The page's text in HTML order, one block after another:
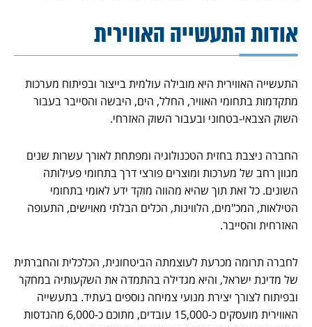
אודות התעשייה האווירית
התעשייה האווירית היא מובילה עולמית בייצור ובפיתוח מערכות
מתקדמות בתחומי האוויר, החלל, הים, היבשה והסייבר בעבור
השוק הצבאי-בטחוני ובעבור השוק האזרחי.
החברה ניצבת בחזית הטכנולוגיה ומפתחת לאורך עשרות שנים
מגוון רחב של מערכות ומוצרים פורצי דרך בתחומי פעילותה
השונים. כל זאת תוך שהיא מהווה מוקד ידע לאומי בתחומי
הטילאות, המכ"מים, הלווינות, הכלים הבלתי מאוישים, התעופה
האזרחית והסייבר.
לחברה תרומה מכרעת לעוצמתה הביטחונית, הכלכלית והחברתית
של מדינת ישראל, והיא מגדילה בהתמדה את השקעותיה במחקר
ובפיתוח לצורך יצירת מנועי צמיחה נוספים בעתיד. בתעשייה
האווירית מועסקים כ-15,000 עובדים, מתוכם כ-6,000 מהנדסות